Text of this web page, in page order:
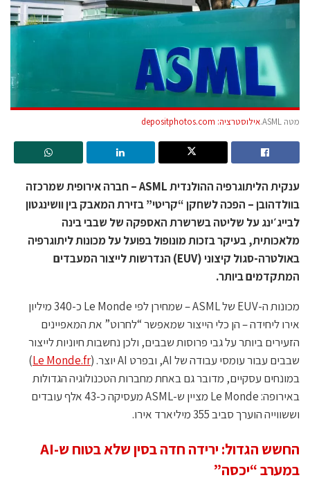
מטה ASML. אילוסטרציה: depositphotos.com
ענקית הליתוגרפיה ההולנדית ASML – חברה אירופית שמרכזה
בוולדהובן – הפכה לשחקן “קריטי” בזירת המאבק בין וושינגטון
לבייג׳ינג על שליטה בשרשרת האספקה של שבבי בינה
מלאכותית, בעיקר בזכות מונופול בפועל על מכונות ליתוגרפיה
באולטרה-סגול קיצוני (EUV) הנדרשות לייצור המעבדים
המתקדמים ביותר.
מכונות ה-EUV של ASML – שמחירן לפי Le Monde כ-340 מיליון
אירו ליחידה – הן כלי הייצור שמאפשר “לחרוט” את המאפיינים
הזעירים ביותר על גבי פרוסות שבבים, ולכן נחשבות חיוניות לייצור
שבבים עבור עומסי עבודה של AI, ובפרט AI יוצר. (
Le Monde.fr
)
במונחים עסקיים, מדובר גם באחת מחברות הטכנולוגיה הגדולות
באירופה: Le Monde מציין ש-ASML מעסיקה כ-43 אלף עובדים
וששווייה הוערך סביב 355 מיליארד אירו.
החשש הגדול: ירידה חדה בסין שלא בטוח ש-AI
במערב “יכסה”